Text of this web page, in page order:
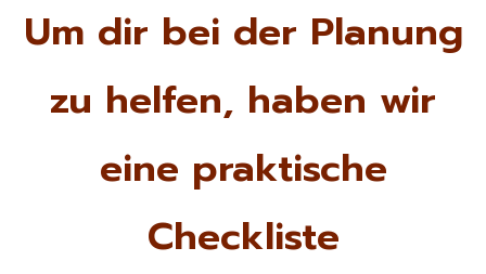
Um dir bei der Planung
zu helfen, haben wir
eine praktische
Checkliste